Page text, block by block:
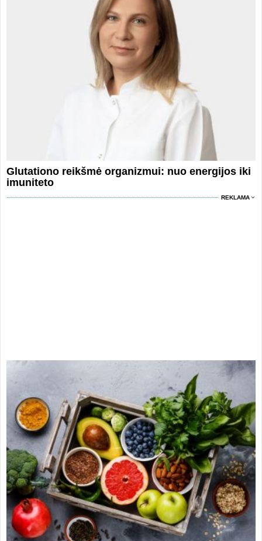
Glutationo reikšmė organizmui: nuo energijos iki
imuniteto
REKLAMA